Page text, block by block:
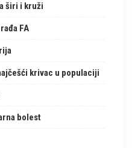
širi i kruži
FA
krivac u populaciji
bolest